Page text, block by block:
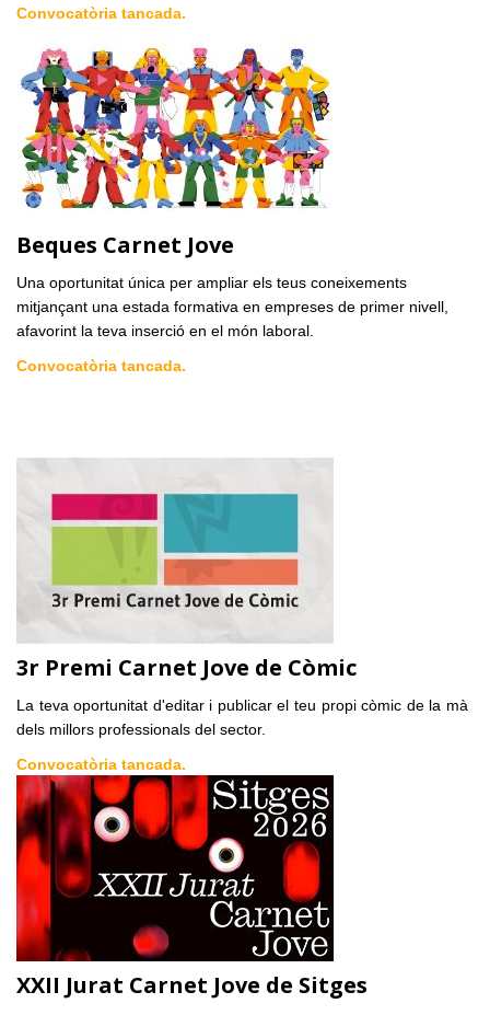
Convocatòria tancada.
Beques Carnet Jove
Una oportunitat única per ampliar els teus coneixements
mitjançant una estada formativa en empreses de primer nivell,
afavorint la teva inserció en el món laboral.
Convocatòria tancada.
3r Premi Carnet Jove de Còmic
La teva oportunitat d'editar i publicar el teu propi còmic de la mà
dels millors professionals del sector.
Convocatòria tancada.
XXII Jurat Carnet Jove de Sitges